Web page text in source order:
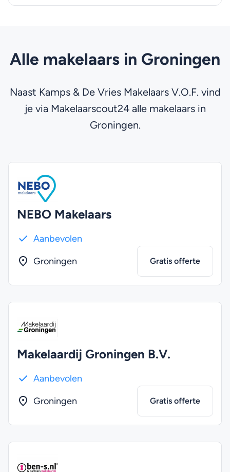
Alle makelaars in Groningen
Naast Kamps & De Vries Makelaars V.O.F. vind
je via Makelaarscout24 alle makelaars in
Groningen.
NEBO Makelaars
Aanbevolen
Groningen
Gratis offerte
Makelaardij Groningen B.V.
Aanbevolen
Groningen
Gratis offerte